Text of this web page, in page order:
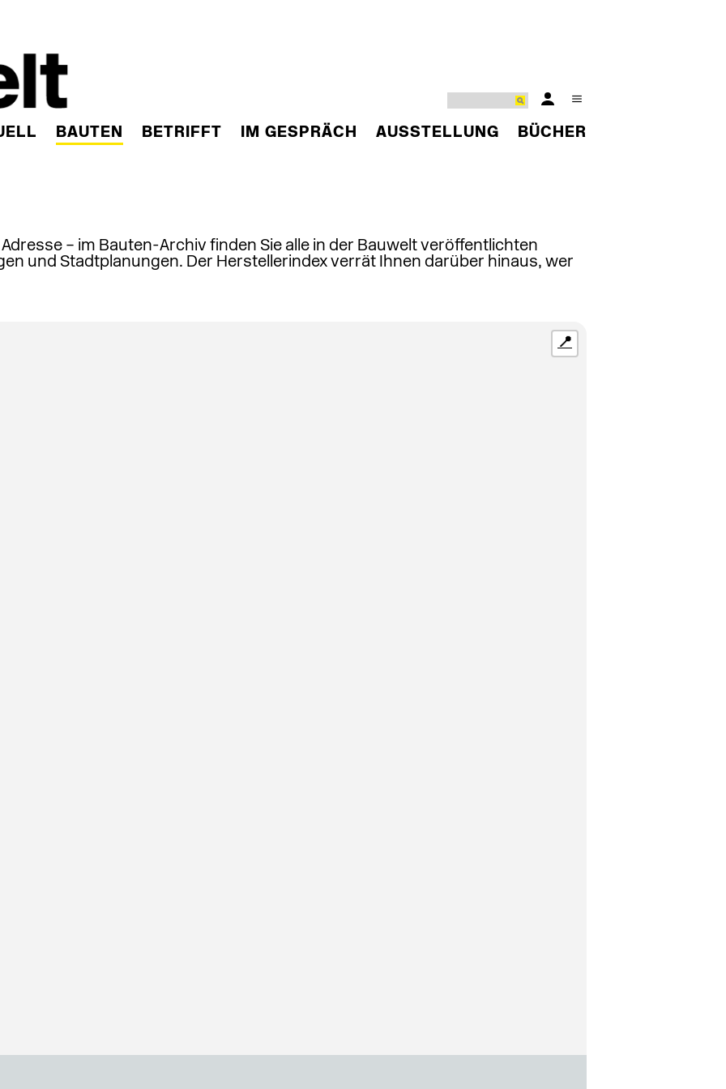
BAUTEN BETRIFFT IM GESPRÄCH AUSSTELLUNG BÜCHER
– im Bauten-Archiv finden Sie alle in der Bauwelt veröffentlichten
und Stadtplanungen. Der Herstellerindex verrät Ihnen darüber hinaus, wer
📍